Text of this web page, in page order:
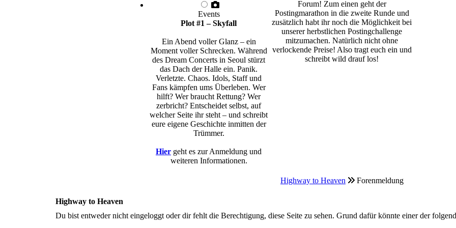
Events
Plot #1 – Skyfall
Ein Abend voller Glanz – ein
Moment voller Schrecken. Während
des Dream Concerts in Seoul stürzt
das Dach der Halle ein. Panik.
Verletzte. Chaos. Idols, Staff und
Fans kämpfen ums Überleben. Wer
hilft? Wer braucht Rettung? Wer
zerbricht? Entscheidet selbst, auf
welcher Seite ihr steht – und schreibt
eure eigene Geschichte inmitten der
Trümmer.
Hier geht es zur Anmeldung und
weiteren Informationen.
Forum! Zum einen geht der
Postingmarathon in die zweite Runde und
zusätzlich habt ihr noch die Möglichkeit bei
unserer herbstlichen Postingchallenge
mitzumachen. Natürlich nicht ohne
verlockende Preise! Also tragt euch ein und
schreibt wild drauf los!
Highway to Heaven Forenmeldung
Highway to Heaven
Du bist entweder nicht eingeloggt oder dir fehlt die Berechtigung, diese Seite zu sehen. Grund dafür könnte einer der